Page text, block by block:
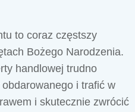
to coraz częstszy
Bożego Narodzenia.
handlowej trudno
i trafić w
i skutecznie zwrócić